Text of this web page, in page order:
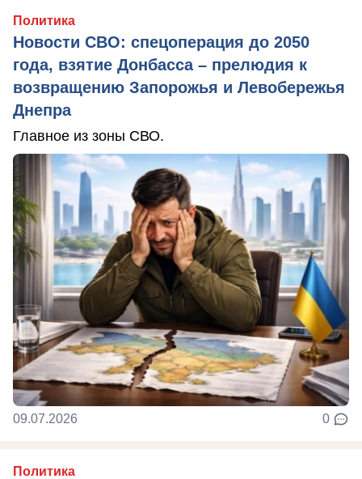
Политика
Новости СВО: спецоперация до 2050
года, взятие Донбасса – прелюдия к
возвращению Запорожья и Левобережья
Днепра
Главное из зоны СВО.
09.07.2026 0
Политика